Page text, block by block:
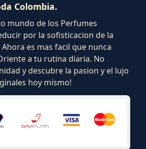
Colombia.
mundo de los Perfumes
por la sofisticacion de la
es mas facil que nunca
a tu rutina diaria. No
y descubre la pasion y el lujo
hoy mismo!